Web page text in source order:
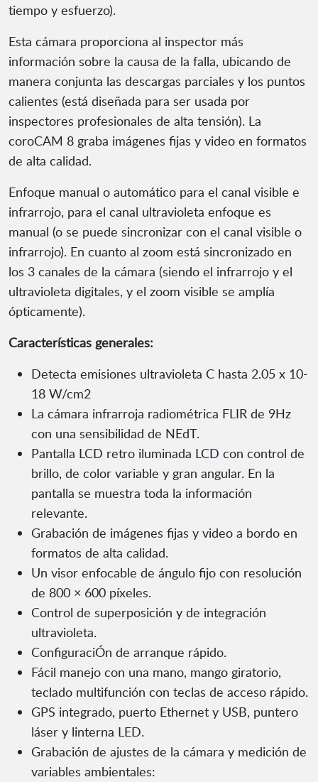
tiempo y esfuerzo).
Esta cámara proporciona al inspector más
información sobre la causa de la falla, ubicando de
manera conjunta las descargas parciales y los puntos
calientes (está diseñada para ser usada por
inspectores profesionales de alta tensión). La
coroCAM 8 graba imágenes fijas y video en formatos
de alta calidad.
Enfoque manual o automático para el canal visible e
infrarrojo, para el canal ultravioleta enfoque es
manual (o se puede sincronizar con el canal visible o
infrarrojo). En cuanto al zoom está sincronizado en
los 3 canales de la cámara (siendo el infrarrojo y el
ultravioleta digitales, y el zoom visible se amplía
ópticamente).
Características generales:
Detecta emisiones ultravioleta C hasta 2.05 x 10-
18 W/cm2
La cámara infrarroja radiométrica FLIR de 9Hz
con una sensibilidad de NEdT.
Pantalla LCD retro iluminada LCD con control de
brillo, de color variable y gran angular. En la
pantalla se muestra toda la información
relevante.
Grabación de imágenes fijas y video a bordo en
formatos de alta calidad.
Un visor enfocable de ángulo fijo con resolución
de 800 × 600 píxeles.
Control de superposición y de integración
ultravioleta.
ConfiguraciÓn de arranque rápido.
Fácil manejo con una mano, mango giratorio,
teclado multifunción con teclas de acceso rápido.
GPS integrado, puerto Ethernet y USB, puntero
láser y linterna LED.
Grabación de ajustes de la cámara y medición de
variables ambientales: